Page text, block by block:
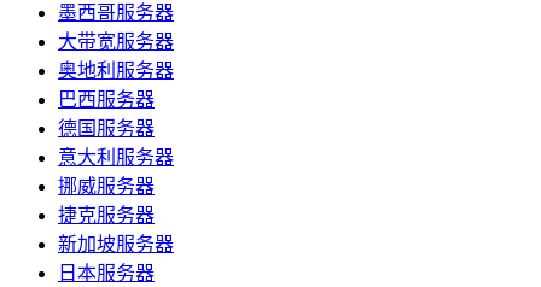
墨西哥服务器
大带宽服务器
奥地利服务器
巴西服务器
德国服务器
意大利服务器
挪威服务器
捷克服务器
新加坡服务器
日本服务器